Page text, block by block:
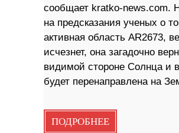
сообщает kratko-news.com.
на предсказания ученых о
активная область AR2673,
исчезнет, ​​она загадочно
видимой стороне Солнца и
будет перенаправлена ​​на
ПОДРОБНЕЕ